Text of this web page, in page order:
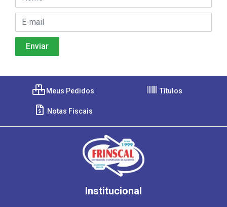
Meus Pedidos Títulos
Notas Fiscais
Institucional